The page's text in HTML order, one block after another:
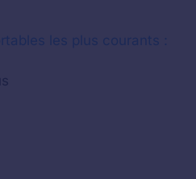
les plus courants :